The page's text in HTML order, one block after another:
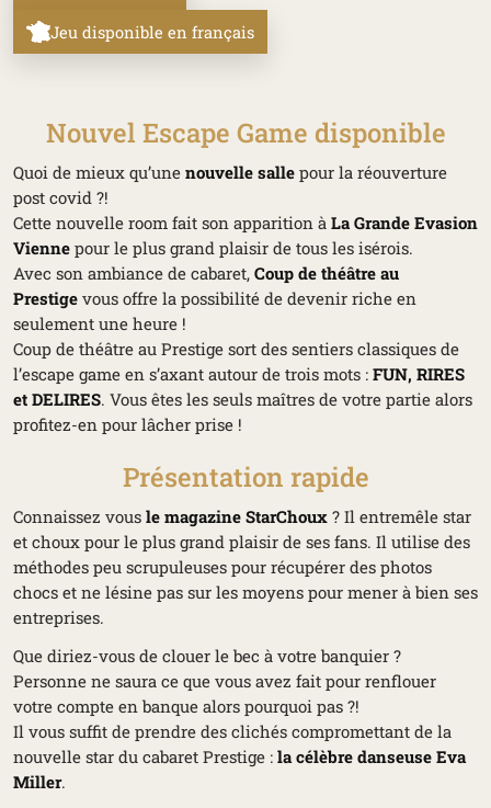
Jeu disponible en français
Nouvel Escape Game disponible
Quoi de mieux qu’une nouvelle salle pour la réouverture
post covid ?!
Cette nouvelle room fait son apparition à La Grande Evasion
Vienne pour le plus grand plaisir de tous les isérois.
Avec son ambiance de cabaret, Coup de théâtre au
Prestige vous offre la possibilité de devenir riche en
seulement une heure !
Coup de théâtre au Prestige sort des sentiers classiques de
l’escape game en s’axant autour de trois mots : FUN, RIRES
et DELIRES. Vous êtes les seuls maîtres de votre partie alors
profitez-en pour lâcher prise !
Présentation rapide
Connaissez vous le magazine StarChoux ? Il entremêle star
et choux pour le plus grand plaisir de ses fans. Il utilise des
méthodes peu scrupuleuses pour récupérer des photos
chocs et ne lésine pas sur les moyens pour mener à bien ses
entreprises.
Que diriez-vous de clouer le bec à votre banquier ?
Personne ne saura ce que vous avez fait pour renflouer
votre compte en banque alors pourquoi pas ?!
Il vous suffit de prendre des clichés compromettant de la
nouvelle star du cabaret Prestige : la célèbre danseuse Eva
Miller.